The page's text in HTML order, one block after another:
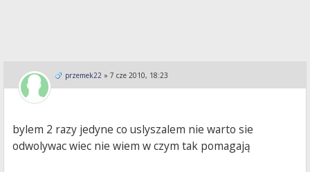
przemek22 » 7 cze 2010, 18:23
bylem 2 razy jedyne co uslyszalem nie warto sie
odwolywac wiec nie wiem w czym tak pomagają